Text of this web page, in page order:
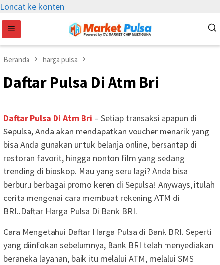
Loncat ke konten
Beranda harga pulsa
Daftar Pulsa Di Atm Bri
Daftar Pulsa Di Atm Bri – Setiap transaksi apapun di
Sepulsa, Anda akan mendapatkan voucher menarik yang
bisa Anda gunakan untuk belanja online, bersantap di
restoran favorit, hingga nonton film yang sedang
trending di bioskop. Mau yang seru lagi? Anda bisa
berburu berbagai promo keren di Sepulsa! Anyways, itulah
cerita mengenai cara membuat rekening ATM di
BRI..Daftar Harga Pulsa Di Bank BRI.
Cara Mengetahui Daftar Harga Pulsa di Bank BRI. Seperti
yang diinfokan sebelumnya, Bank BRI telah menyediakan
beraneka layanan, baik itu melalui ATM, melalui SMS